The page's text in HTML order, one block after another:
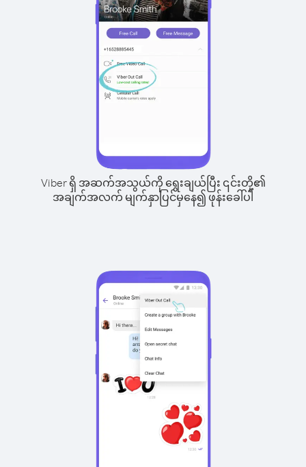
Viber ရှိ အဆက်အသွယ်ကို ရွေးချယ်ပြီး ၎င်းတို့၏
အချက်အလက် မျက်နှာပြင်မှနေ၍ ဖုန်းခေါ်ပါ